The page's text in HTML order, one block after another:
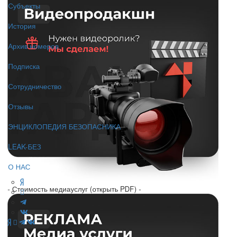
Субъекты
История
Архив номеров
Подписка
Сотрудничество
Отзывы
ЭНЦИКЛОПЕДИЯ БЕЗОПАСНИКА
LEAK-БЕЗ
О НАС
- Стоимость медиауслуг (открыть PDF) -